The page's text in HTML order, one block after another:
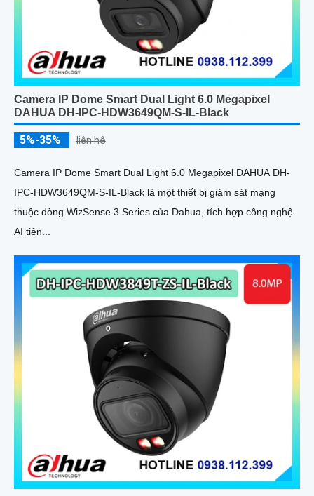
Camera IP Dome Smart Dual Light 6.0 Megapixel
DAHUA DH-IPC-HDW3649QM-S-IL-Black
5%-35% liên hệ
Camera IP Dome Smart Dual Light 6.0 Megapixel DAHUA DH-
IPC-HDW3649QM-S-IL-Black là một thiết bị giám sát mạng
thuộc dòng WizSense 3 Series của Dahua, tích hợp công nghệ
AI tiên...